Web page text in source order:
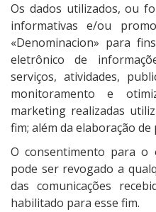
Os dados utilizados, ou
informativas e/ou
«Denominacion» para
eletrônico de
serviços, atividades,
monitoramento e
marketing realizadas
fim; além da elaboração
O consentimento para o
pode ser revogado a
das comunicações
habilitado para esse fim.